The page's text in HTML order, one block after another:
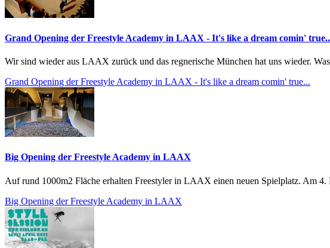
Grand Opening der Freestyle Academy in LAAX - It's like a dream comin'
Wir sind wieder aus LAAX zurück und das regnerische München hat uns wieder.
Grand Opening der Freestyle Academy in LAAX - It's like a dream comin' true...
Big Opening der Freestyle Academy in LAAX
Auf rund 1000m2 Fläche erhalten Freestyler in LAAX einen neuen Spielplatz. Am
Big Opening der Freestyle Academy in LAAX